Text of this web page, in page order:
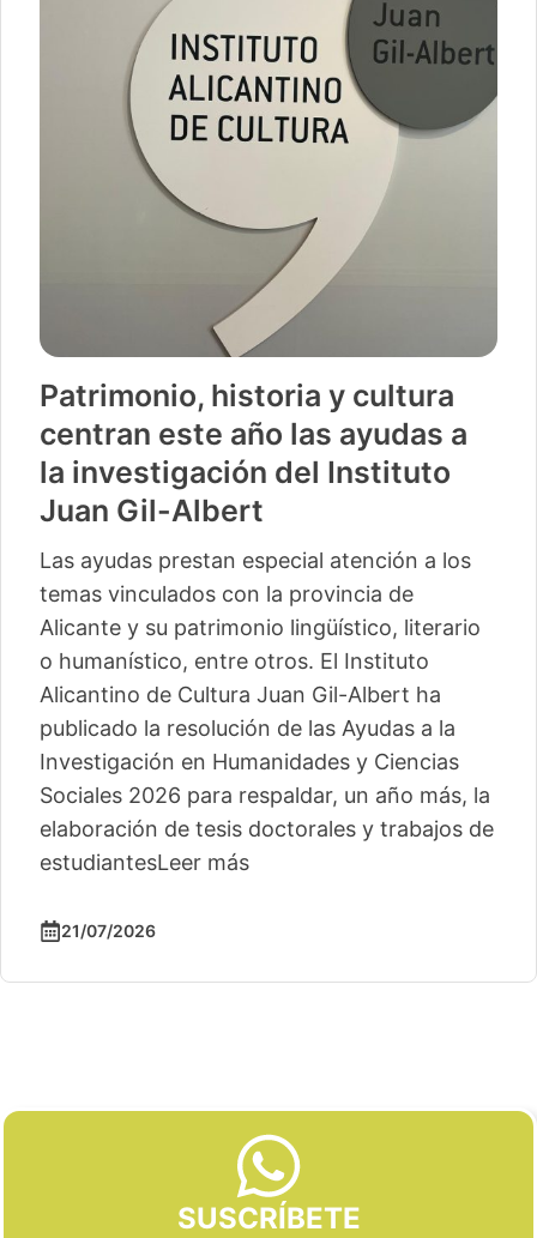
Patrimonio, historia y cultura
centran este año las ayudas a
la investigación del Instituto
Juan Gil-Albert
Las ayudas prestan especial atención a los
temas vinculados con la provincia de
Alicante y su patrimonio lingüístico, literario
o humanístico, entre otros. El Instituto
Alicantino de Cultura Juan Gil-Albert ha
publicado la resolución de las Ayudas a la
Investigación en Humanidades y Ciencias
Sociales 2026 para respaldar, un año más, la
elaboración de tesis doctorales y trabajos de
estudiantesLeer más
21/07/2026
SUSCRÍBETE